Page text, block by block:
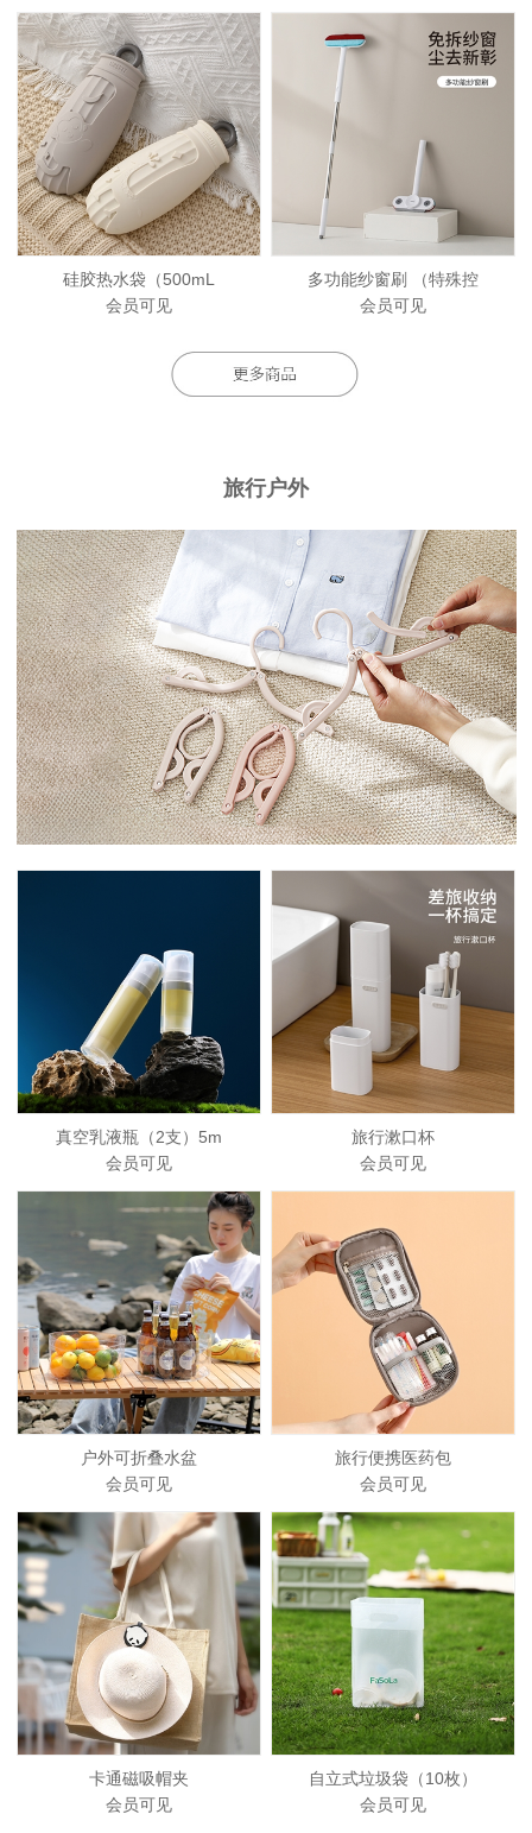
硅胶热水袋（500mL
会员可见
多功能纱窗刷 （特殊控
会员可见
旅行户外
真空乳液瓶（2支）5m
会员可见
旅行漱口杯
会员可见
户外可折叠水盆
会员可见
旅行便携医药包
会员可见
卡通磁吸帽夹
会员可见
自立式垃圾袋（10枚）
会员可见